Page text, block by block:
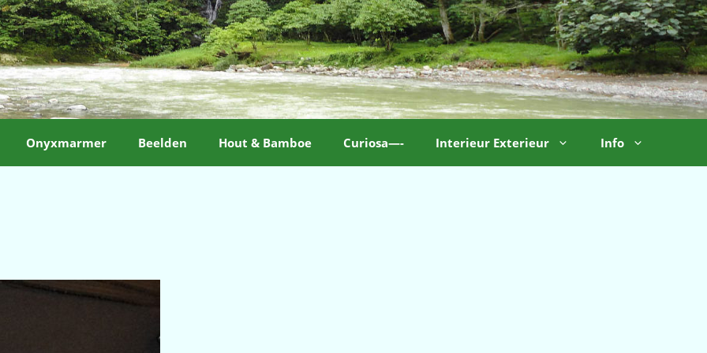
Onyxmarmer Beelden Hout & Bamboe Curiosa—- Interieur Exterieur Info